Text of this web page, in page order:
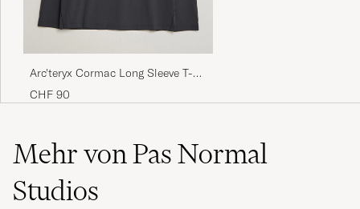
Arc'teryx Cormac Long Sleeve T-
Shirt Black
CHF 90
Mehr von Pas Normal
Studios